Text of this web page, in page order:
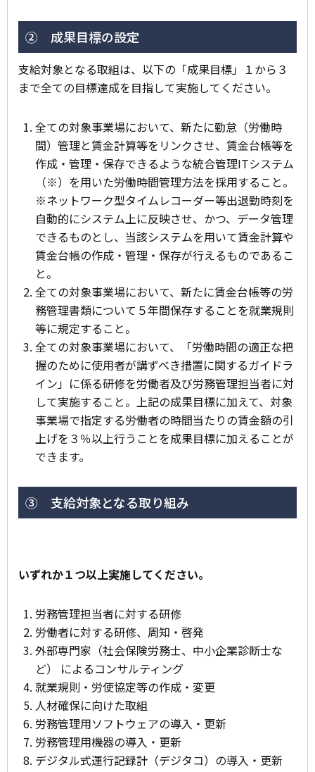
② 成果目標の設定
支給対象となる取組は、以下の「成果目標」１から３
まで全ての目標達成を目指して実施してください。
全ての対象事業場において、新たに勤怠（労働時
間）管理と賃金計算等をリンクさせ、賃金台帳等を
作成・管理・保存できるような統合管理ITシステム
（※）を用いた労働時間管理方法を採用すること。
※ネットワーク型タイムレコーダー等出退勤時刻を
自動的にシステム上に反映させ、かつ、データ管理
できるものとし、当該システムを用いて賃金計算や
賃金台帳の作成・管理・保存が行えるものであるこ
と。
全ての対象事業場において、新たに賃金台帳等の労
務管理書類について５年間保存することを就業規則
等に規定すること。
全ての対象事業場において、「労働時間の適正な把
握のために使用者が講ずべき措置に関するガイドラ
イン」に係る研修を労働者及び労務管理担当者に対
して実施すること。
上記の成果目標に加えて、対象
事業場で指定する労働者の時間当たりの賃金額の引
上げを３％以上行うことを成果目標に加えることが
できます。
③ 支給対象となる取り組み
いずれか１つ以上実施してください。
労務管理担当者に対する研修
労働者に対する研修、周知・啓発
外部専門家（社会保険労務士、中小企業診断士な
ど） によるコンサルティング
就業規則・労使協定等の作成・変更
人材確保に向けた取組
労務管理用ソフトウェアの導入・更新
労務管理用機器の導入・更新
デジタル式運行記録計（デジタコ）の導入・更新